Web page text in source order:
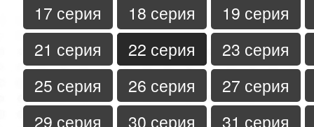
17 серия
18 серия
19 серия
21 серия
22 серия
23 серия
25 серия
26 серия
27 серия
29 серия
30 серия
31 серия